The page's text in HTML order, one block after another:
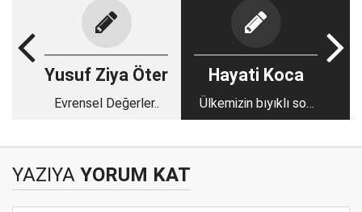
Yusuf Ziya Öter
Evrensel Değerler..
Hayati Koca
Ülkemizin bıyıklı son
futbolcusu Ünal
YAZIYA YORUM KAT